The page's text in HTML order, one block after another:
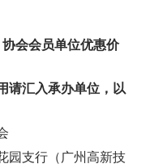
会会员单位优惠价
请汇入承办单位，以
园支行（广州高新技